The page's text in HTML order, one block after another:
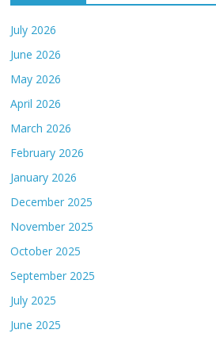
July 2026
June 2026
May 2026
April 2026
March 2026
February 2026
January 2026
December 2025
November 2025
October 2025
September 2025
July 2025
June 2025